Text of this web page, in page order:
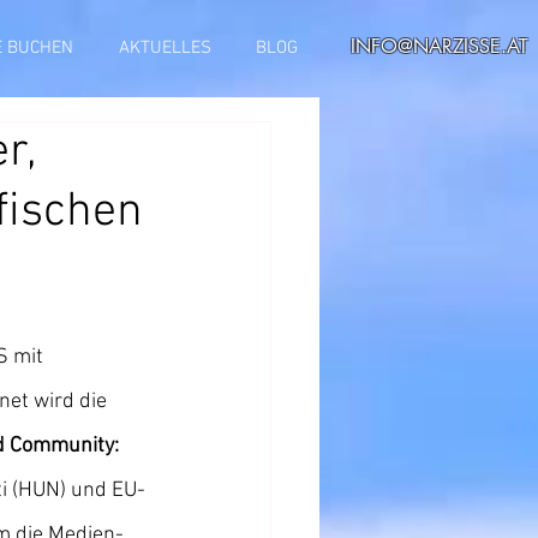
BUCHEN AKTUELLES BLOG INFO@NARZISSE.AT
mit
wird die
Community:
(HUN) und EU-